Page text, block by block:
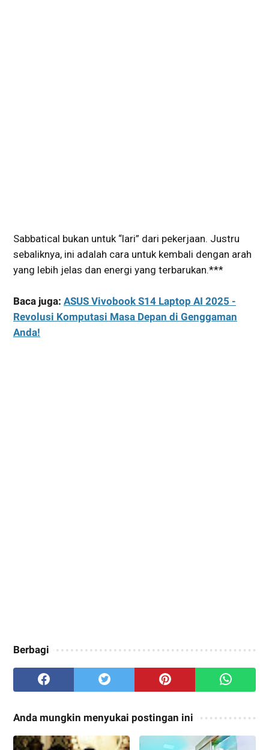
Sabbatical bukan untuk “lari” dari pekerjaan. Justru
sebaliknya, ini adalah cara untuk kembali dengan arah
yang lebih jelas dan energi yang terbarukan.***
Baca juga: ASUS Vivobook S14 Laptop AI 2025 -
Revolusi Komputasi Masa Depan di Genggaman
Anda!
Berbagi
Anda mungkin menyukai postingan ini